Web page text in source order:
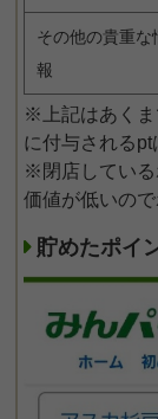
その他の貴重な
報
※上記はあくま
に付与される
※閉店している
価値が低いの
貯めたポイ